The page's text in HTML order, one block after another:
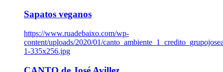
Sapatos veganos
https://www.ruadebaixo.com/wp-
content/uploads/2020/01/
1-335x256.jpg